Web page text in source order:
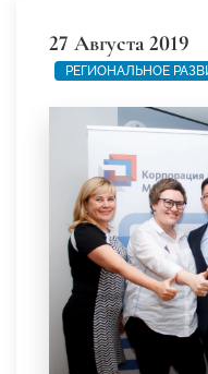
27 Августа 2019
РЕГИОНАЛЬНОЕ